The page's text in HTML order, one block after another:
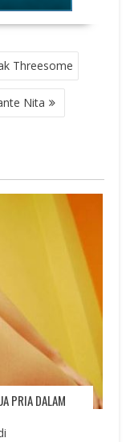
Threesome
Nita
PRIA DALAM